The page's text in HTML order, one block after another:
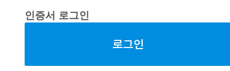
인증서 로그인